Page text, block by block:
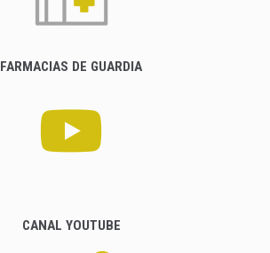
FARMACIAS DE GUARDIA
CANAL YOUTUBE